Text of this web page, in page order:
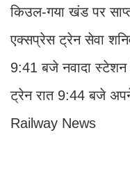
किउल-गया खंड पर
एक्सप्रेस ट्रेन सेवा
9:41 बजे नवादा स्टेशन
ट्रेन रात 9:44 बजे
Railway News